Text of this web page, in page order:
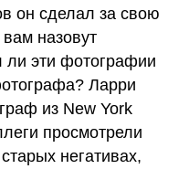
он сделал за свою
назовут
ли эти фотографии
Ларри
из New York
просмотрели
негативах,